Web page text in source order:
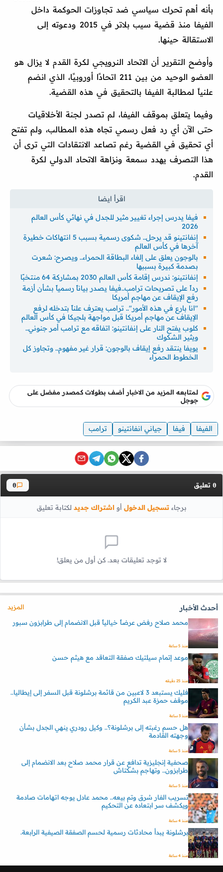
بأنه أهم تحرك سياسي ضد تجاوزات الحوكمة داخل
الفيفا منذ قضية سيب بلاتر في 2015 ودعوته إلى
الاستقالة حينها.
وأوضح التقرير أن الاتحاد النرويجي لكرة القدم لا يزال هو
العضو الوحيد من بين 211 اتحادًا أوروبيًا، الذي انضم
علنياً لمطالبة الفيفا بالتحقيق في هذه القضية.
وفيما يتعلق بموقف الفيفا، لم تصدر لجنة الأخلاقيات
حتى الآن أي رد فعل رسمي تجاه هذه المطالب، ولم تفتح
أي تحقيق في القضية رغم تصاعد الانتقادات التي ترى أن
هذا التصرف يهدد سمعة ونزاهة الاتحاد الدولي لكرة
القدم.
فيفا يدرس إجراء تغيير مثير للجدل في نهائي كأس العالم
2026
إنفانتينو قد يرحل.. شكوى رسمية بسبب 5 انتهاكات خطيرة
آخرها في كأس العالم
بالوجون يعلق على إلغاء البطاقة الحمراء.. ويصرح: شعرت
بصدمة كبيرة بسببها
إنفانتينو: ندرس إقامة كأس العالم 2030 بمشاركة 64 منتخبًا
رداً على تصريحات ترامب..فيفا يصدر بياناً رسمياً بشأن أزمة
رفع الإيقاف عن مهاجم أمريكا
"انا بارع في هذه الأمور".. ترامب يعترف علناً بتدخله لرفع
الإيقاف عن مهاجم أمريكا قبل مواجهة بلجيكا في كأس العالم
كلوب يفتح النار على إنفانتينو: اتفاقه مع ترامب أمر جنوني..
ويثير الشكوك
يويفا ينتقد رفع إيقاف بالوجون: قرار غير مفهوم.. وتجاوز كل
الخطوط الحمراء
لمتابعه المزيد من الاخبار أضف بطولات كمصدر مفضل على
جوجل
الفيفا فيفا جياني انفانتينو ترامب
0 تعليق 0
برجاءتسجيل الدخول أواشتراك جديد لكتابة تعليق
لا توجد تعليقات بعد. كن أول من يعلق!
أحدث الأخبار
المزيد
محمد صلاح رفض عرضاً خيالياً قبل الانضمام إلى طرابزون سبور
منذ 5 ساعة
موعد إتمام سيلتيك صفقة التعاقد مع هيثم حسن
منذ 25 دقيقه
فليك يستبعد 3 لاعبين من قائمة برشلونة قبل السفر إلى إيطاليا..
موقف حمزة عبد الكريم
منذ 3 ساعة
هل حسم رغبته إلى برشلونة؟.. وكيل رودري ينهي الجدل بشأن
وجهته القادمة
منذ 5 ساعة
صحفية إنجليزية تدافع عن قرار محمد صلاح بعد الانضمام إلى
طرابزون.. وتهاجم بشكتاش
منذ 5 ساعة
تسريب الفار سُرق وتم بيعه.. محمد عادل يوجه اتهامات صادمة
ويكشف سر ابتعاده عن التحكيم
منذ 4 ساعة
برشلونة يبدأ محادثات رسمية لحسم الصفقة الصيفية الرابعة.
منذ 4 ساعة